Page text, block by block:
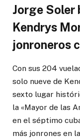
Jorge Soler
Kendrys
jonroneros
Con sus 204
solo nueve de
sexto lugar
la «Mayor de las
en el séptimo
más jonrones en